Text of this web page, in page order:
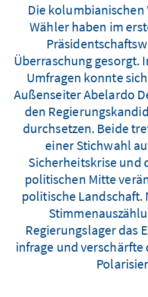
Die
Wähler haben im
Überraschung gesorgt.
Umfragen konnte
Außenseiter Abelardo
den
durchsetzen. Beide
einer Stichwahl
Sicherheitskrise und
politischen Mitte
politische Landschaft.
Regierungslager das
infrage und